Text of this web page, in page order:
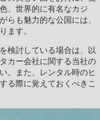
、世界的に有名なカジ
らも魅力的な公国には、
ます。
検討している場合は、以
カー会社に関する当社の
。また、レンタル時のヒ
る際に覚えておくべきこ